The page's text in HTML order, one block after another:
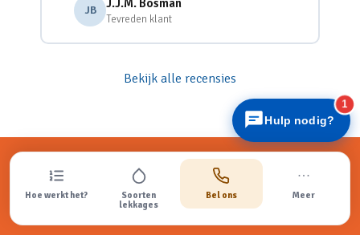
JB
Tevreden klant
Bekijk alle recensies
Lekdetectie laten uitvoeren in
Lunteren?
Hulp nodig?
1
Lekdetectiecentrale
Snel antwoord
Hoe werkt het?
Soorten
lekkages
Bel ons Meer